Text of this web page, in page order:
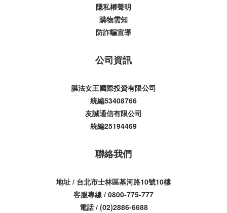
隱私權聲明
購物需知
防詐騙宣導
公司資訊
膜法女王國際投資有限公司
統編53408766
友誠通信有限公司
統編25194469
聯絡我們
地址 / 台北市士林區基河路10號10樓
客服專線 / 0800-775-777
電話 / (02)2886-6688